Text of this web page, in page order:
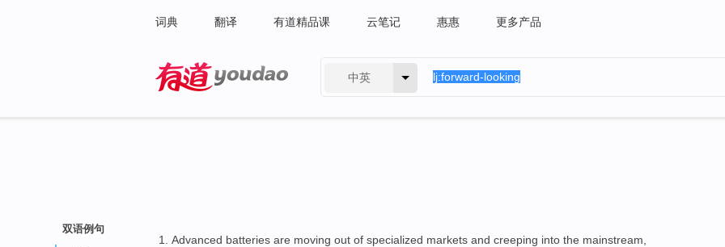
词典 翻译 有道精品课 云笔记 惠惠 更多产品
中英
双语例句
Advanced batteries are moving out of specialized markets and creeping into the mainstream